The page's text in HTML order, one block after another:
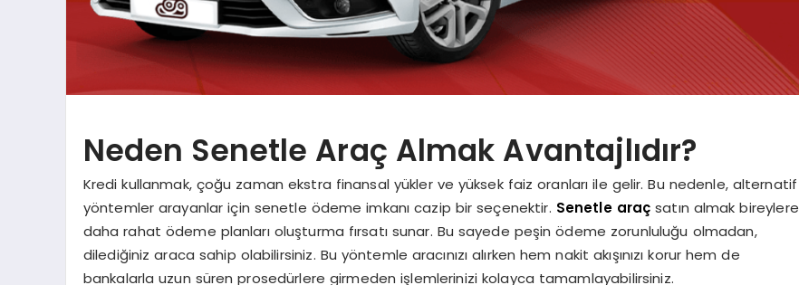
Neden Senetle Araç Almak Avantajlıdır?
Kredi kullanmak, çoğu zaman ekstra finansal yükler ve yüksek faiz oranları ile gelir. Bu nedenle, alternatif
yöntemler arayanlar için senetle ödeme imkanı cazip bir seçenektir. Senetle araç satın almak bireylere
daha rahat ödeme planları oluşturma fırsatı sunar. Bu sayede peşin ödeme zorunluluğu olmadan,
dilediğiniz araca sahip olabilirsiniz. Bu yöntemle aracınızı alırken hem nakit akışınızı korur hem de
bankalarla uzun süren prosedürlere girmeden işlemlerinizi kolayca tamamlayabilirsiniz.